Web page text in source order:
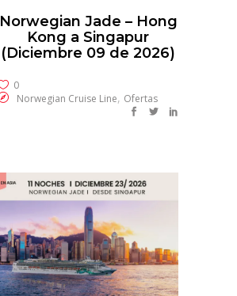
Norwegian Jade – Hong
Kong a Singapur
(Diciembre 09 de 2026)
0
Norwegian Cruise Line, Ofertas